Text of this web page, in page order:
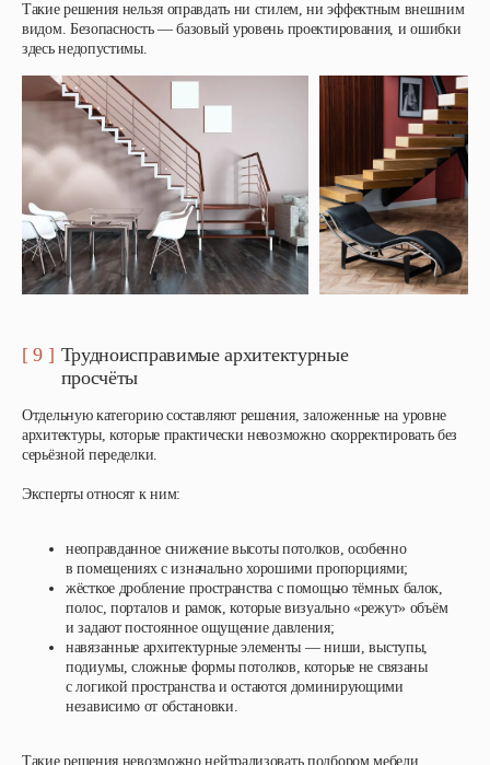
Такие решения нельзя оправдать ни стилем, ни эффектным внешним
видом. Безопасность — базовый уровень проектирования, и ошибки
здесь недопустимы.
[ 9 ] Трудноисправимые архитектурные
просчёты
Отдельную категорию составляют решения, заложенные на уровне
архитектуры, которые практически невозможно скорректировать без
серьёзной переделки.
Эксперты относят к ним:
неоправданное снижение высоты потолков, особенно
в помещениях с изначально хорошими пропорциями;
жёсткое дробление пространства с помощью тёмных балок,
полос, порталов и рамок, которые визуально «режут» объём
и задают постоянное ощущение давления;
навязанные архитектурные элементы — ниши, выступы,
подиумы, сложные формы потолков, которые не связаны
с логикой пространства и остаются доминирующими
независимо от обстановки.
Такие решения невозможно нейтрализовать подбором мебели,